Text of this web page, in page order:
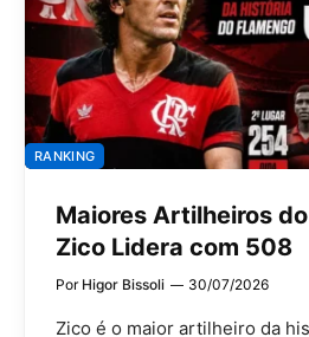
RANKING
Maiores Artilheiros
Zico Lidera com 508
Por Higor Bissoli 30/07/2026
Zico é o maior artilheiro da